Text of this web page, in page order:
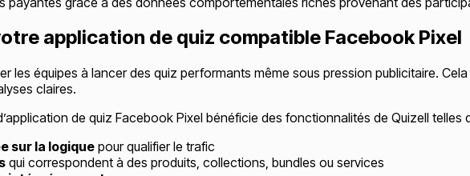
application de quiz compatible Facebook Pixel
les équipes à lancer des quiz performants même sous pression publicitaire.
claires.
de quiz Facebook Pixel bénéficie des fonctionnalités de Quizell telles
sur la logiquepour qualifier le trafic
qui correspondent à des produits, collections, bundles ou services